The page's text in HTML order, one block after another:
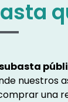
nuestros
una